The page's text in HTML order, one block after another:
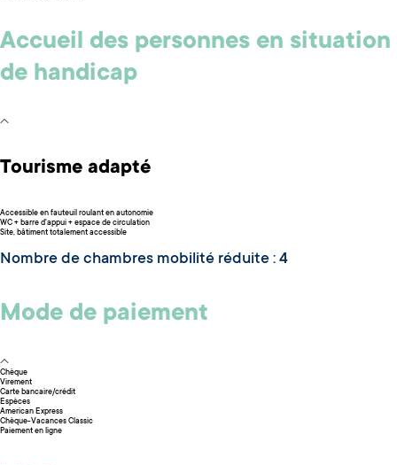
Accueil des personnes en situation
de handicap
Tourisme adapté
Accessible en fauteuil roulant en autonomie
WC + barre d'appui + espace de circulation
Site, bâtiment totalement accessible
Nombre de chambres mobilité réduite : 4
Mode de paiement
Chèque
Virement
Carte bancaire/crédit
Espèces
American Express
Chèque-Vacances Classic
Paiement en ligne